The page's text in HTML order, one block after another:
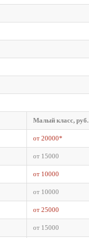
Малый класс, руб.
от 20000*
от 15000
от 10000
от 10000
от 25000
от 15000